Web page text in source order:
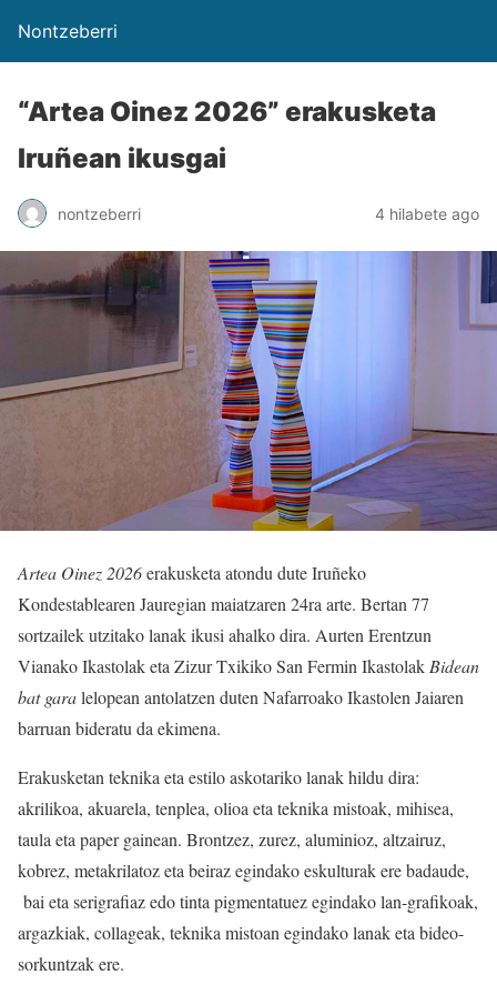
Nontzeberri
“Artea Oinez 2026” erakusketa
Iruñean ikusgai
nontzeberri 4 hilabete ago
Artea Oinez 2026erakusketa atondu dute Iruñeko
Kondestablearen Jauregian maiatzaren 24ra arte. Bertan 77
sortzailek utzitako lanak ikusi ahalko dira. Aurten Erentzun
Vianako Ikastolak eta Zizur Txikiko San Fermin IkastolakBidean
bat garalelopean antolatzen duten Nafarroako Ikastolen Jaiaren
barruan bideratu da ekimena.
Erakusketan teknika eta estilo askotariko lanak hildu dira:
akrilikoa, akuarela, tenplea, olioa eta teknika mistoak, mihisea,
taula eta paper gainean. Brontzez, zurez, aluminioz, altzairuz,
kobrez, metakrilatoz eta beiraz egindako eskulturak ere badaude,
bai eta serigrafiaz edo tinta pigmentatuez egindako lan-grafikoak,
argazkiak, collageak, teknika mistoan egindako lanak eta bideo-
sorkuntzak ere.